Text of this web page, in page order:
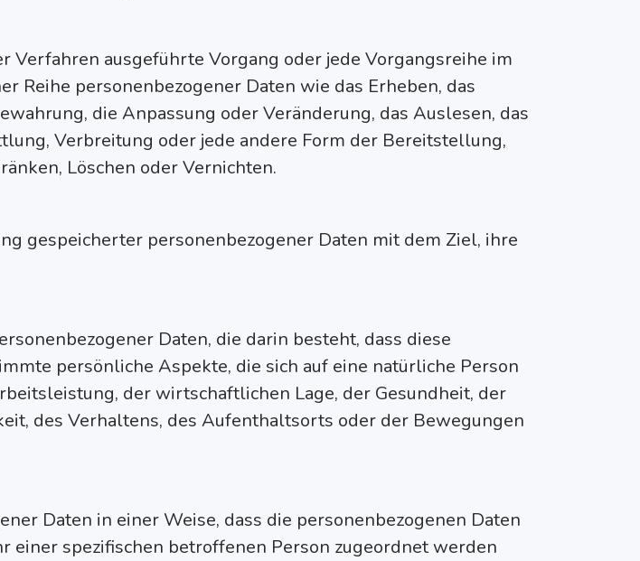
ausgeführte Vorgang oder jede Vorgangsreihe im
Reihe personenbezogener Daten wie das Erheben, das
die Anpassung oder Veränderung, das Auslesen, das
Verbreitung oder jede andere Form der Bereitstellung,
Löschen oder Vernichten.
gespeicherter personenbezogener Daten mit dem Ziel, ihre
Daten, die darin besteht, dass diese
persönliche Aspekte, die sich auf eine natürliche Person
der wirtschaftlichen Lage, der Gesundheit, der
des Verhaltens, des Aufenthaltsorts oder der Bewegungen
Daten in einer Weise, dass die personenbezogenen Daten
einer spezifischen betroffenen Person zugeordnet werden